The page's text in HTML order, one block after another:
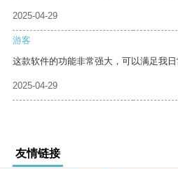
2025-04-29
游客
这款软件的功能非常强大，可以满足我日
2025-04-29
友情链接